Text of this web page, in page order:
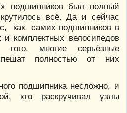
подшипников был полный
всё. Да и сейчас
как самих подшипников в
и комплектных велосипедов
многие серьёзные
полностью от них
подшипника несложно, и
кто раскручивал узлы